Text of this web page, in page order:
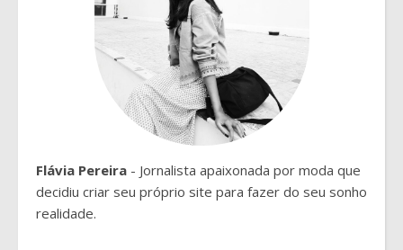
Flávia Pereira - Jornalista apaixonada por moda que
decidiu criar seu próprio site para fazer do seu sonho
realidade.